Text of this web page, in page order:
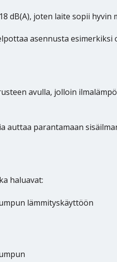
dB(A), joten laite sopii hyvin
asennusta
avulla, jolloin
auttaa parantamaan
haluavat:
lämmityskäyttöön